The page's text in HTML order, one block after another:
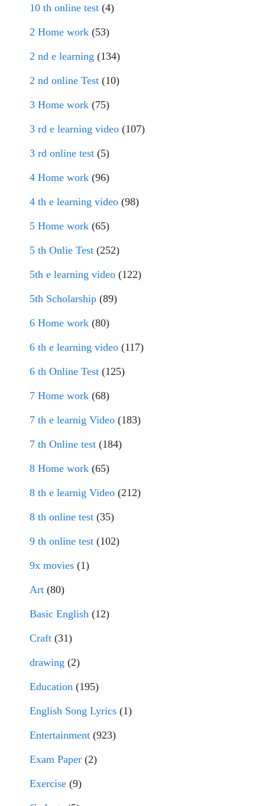
10 th online test (4)
2 Home work (53)
2 nd e learning (134)
2 nd online Test (10)
3 Home work (75)
3 rd e learning video (107)
3 rd online test (5)
4 Home work (96)
4 th e learning video (98)
5 Home work (65)
5 th Onlie Test (252)
5th e learning video (122)
5th Scholarship (89)
6 Home work (80)
6 th e learning video (117)
6 th Online Test (125)
7 Home work (68)
7 th e learnig Video (183)
7 th Online test (184)
8 Home work (65)
8 th e learnig Video (212)
8 th online test (35)
9 th online test (102)
9x movies (1)
Art (80)
Basic English (12)
Craft (31)
drawing (2)
Education (195)
English Song Lyrics (1)
Entertainment (923)
Exam Paper (2)
Exercise (9)